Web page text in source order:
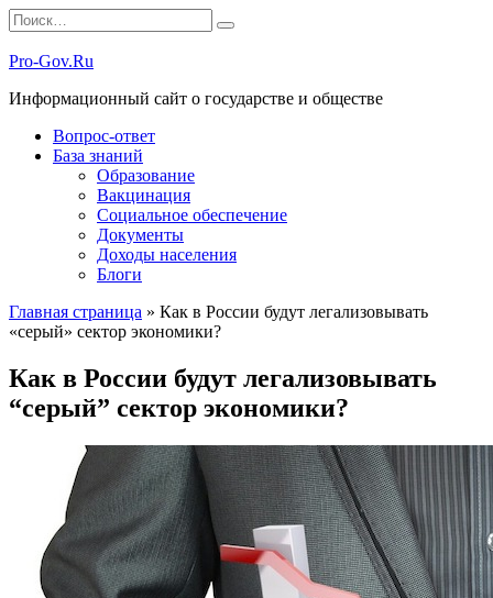
Перейти
к
содержанию
Search
for:
Pro-Gov.Ru
Информационный сайт о государстве и обществе
Вопрос-ответ
База знаний
Образование
Вакцинация
Социальное обеспечение
Документы
Доходы населения
Блоги
Главная страница » Как в России будут легализовывать
«серый» сектор экономики?
Как в России будут легализовывать
“серый” сектор экономики?